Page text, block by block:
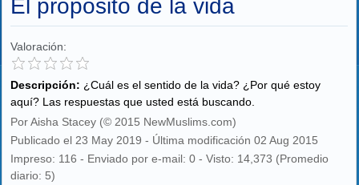
El propósito de la vida
Valoración:
Descripción: ¿Cuál es el sentido de la vida? ¿Por qué estoy
aquí? Las respuestas que usted está buscando.
Por Aisha Stacey (© 2015 NewMuslims.com)
Publicado el 23 May 2019 - Última modificación 02 Aug 2015
Impreso: 116 - Enviado por e-mail: 0 - Visto: 14,373 (Promedio
diario: 5)